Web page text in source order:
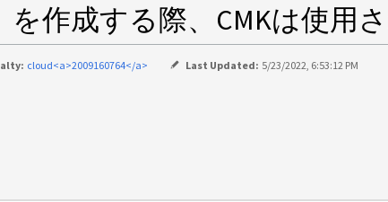
を作成する際、CMKは使用
cloud<a>2009160764</a> Last Updated: 5/23/2022, 6:53:12 PM